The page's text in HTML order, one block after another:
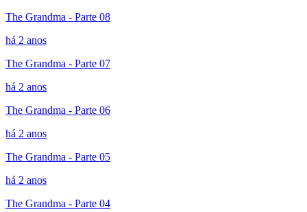
The Grandma - Parte 08
há 2 anos
The Grandma - Parte 07
há 2 anos
The Grandma - Parte 06
há 2 anos
The Grandma - Parte 05
há 2 anos
The Grandma - Parte 04